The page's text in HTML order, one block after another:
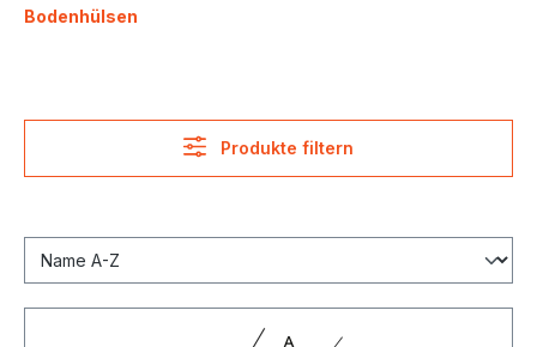
Bodenhülsen
Produkte filtern